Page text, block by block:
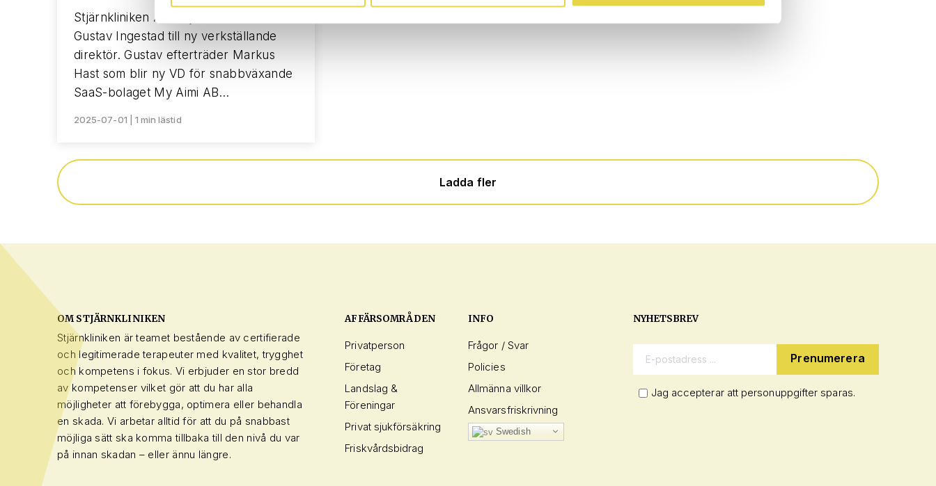
Stjärnkliniken ABs styrelse har utsett
Gustav Ingestad till ny verkställande
direktör. Gustav efterträder Markus
Hast som blir ny VD för snabbväxande
SaaS-bolaget My Aimi AB…
2025-07-01 | 1 min lästid
Ladda fler
OM STJÄRNKLINIKEN
Stjärnkliniken är teamet bestående av certifierade
och legitimerade terapeuter med kvalitet, trygghet
och kompetens i fokus. Vi erbjuder en stor bredd
av kompetenser vilket gör att du har alla
möjligheter att förebygga, optimera eller behandla
en skada. Vi arbetar alltid för att du på snabbast
möjliga sätt ska komma tillbaka till den nivå du var
på innan skadan – eller ännu längre.
AFFÄRSOMRÅDEN
Privatperson
Företag
Landslag &
Föreningar
Privat sjukförsäkring
Friskvårdsbidrag
INFO
Frågor / Svar
Policies
Allmänna villkor
Ansvarsfriskrivning
Swedish
NYHETSBREV
E-postadress:
Jag accepterar att personuppgifter sparas.